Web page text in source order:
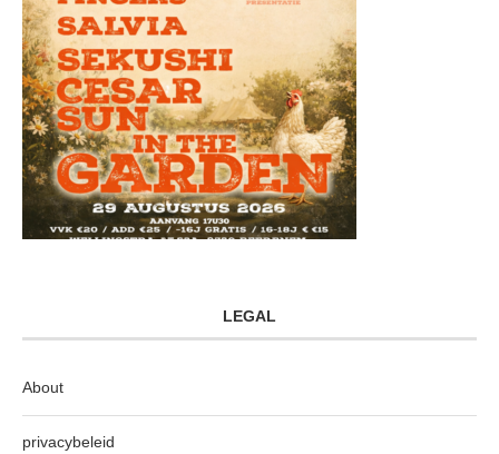
LEGAL
About
privacybeleid